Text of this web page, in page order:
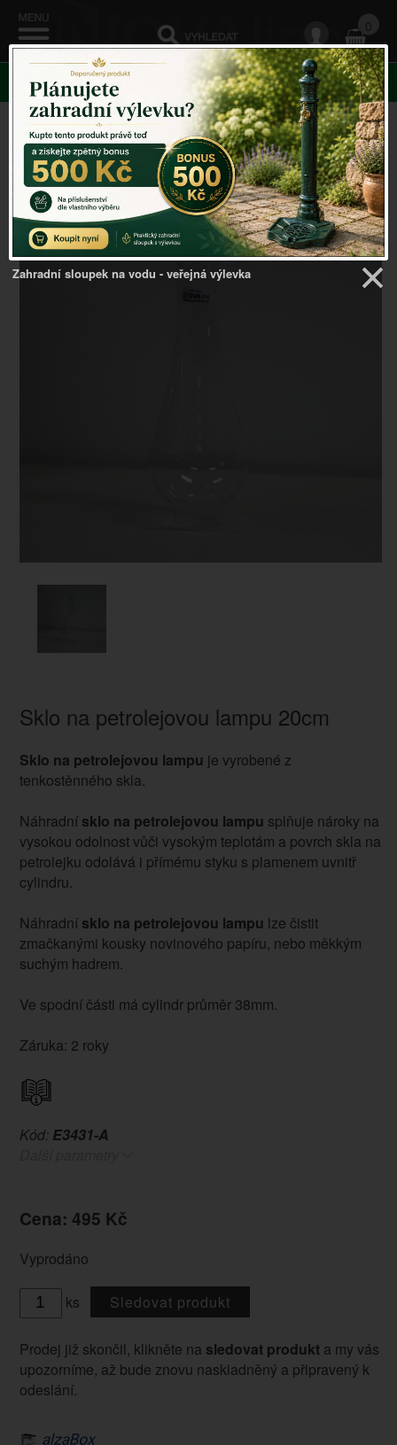
0
KATEGORIE
Venkovský domov ->Petrolejová lampa->
Sklo na
petrolejovou lampu 20cm
Sklo na petrolejovou lampu 20cm
Sklo na petrolejovou lampu je vyrobené z
tenkostěnného skla.
Náhradní sklo na petrolejovou lampu splňuje nároky na
vysokou odolnost vůči vysokým teplotám a povrch skla na
petrolejku odolává i přímému styku s plamenem uvnitř
cylindru.
Náhradní sklo na petrolejovou lampu lze čistit
zmačkanými kousky novinového papíru, nebo měkkým
suchým hadrem.
Ve spodní části má cylindr průměr 38mm.
Záruka: 2 roky
Kód: E3431-A
Cena: 495 Kč
Vyprodáno
ks Sledovat produkt
Prodej již skončil, klikněte na sledovat produkta my vás
upozorníme, až bude znovu naskladněný a připravený k
odeslání.
Zahradní sloupek na vodu - veřejná výlevka